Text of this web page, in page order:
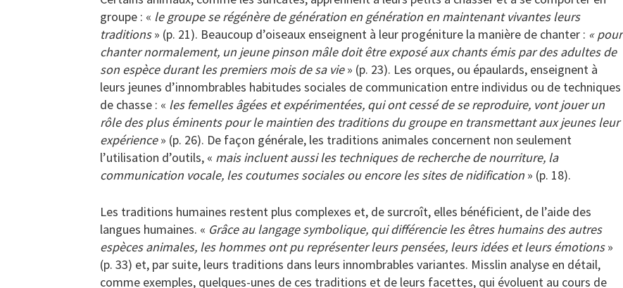
groupe : « le groupe se régénère de génération en génération en maintenant vivantes leurs
traditions» (p. 21). Beaucoup d’oiseaux enseignent à leur progéniture la manière de chanter : « pour
chanter normalement, un jeune pinson mâle doit être exposé aux chants émis par des adultes de
son espèce durant les premiers mois de sa vie» (p. 23). Les orques, ou épaulards, enseignent à
leurs jeunes d’innombrables habitudes sociales de communication entre individus ou de techniques
de chasse : « les femelles âgées et expérimentées, qui ont cessé de se reproduire, vont jouer un
rôle des plus éminents pour le maintien des traditions du groupe en transmettant aux jeunes leur
expérience» (p. 26). De façon générale, les traditions animales concernent non seulement
l’utilisation d’outils, « mais incluent aussi les techniques de recherche de nourriture, la
communication vocale, les coutumes sociales ou encore les sites de nidification » (p. 18).
Les traditions humaines restent plus complexes et, de surcroît, elles bénéficient, de l’aide des
langues humaines. « Grâce au langage symbolique, qui différencie les êtres humains des autres
espèces animales, les hommes ont pu représenter leurs pensées, leurs idées et leurs émotions»
(p. 33) et, par suite, leurs traditions dans leurs innombrables variantes. Misslin analyse en détail,
comme exemples, quelques-unes de ces traditions et de leurs facettes, qui évoluent au cours de